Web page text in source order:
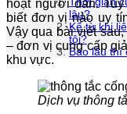
lâu?
Kể từ khi
tôi?
Bao lâu thì
hoạt người dân.
biết đơn vị nào uy
Vậy qua bài viết
– đơn vị cung cấp
khu vực.
Dịch vụ thông